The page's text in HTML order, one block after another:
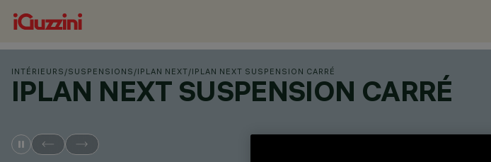
INTÉRIEURS /SUSPENSIONS /IPLAN NEXT/IPLAN NEXT SUSPENSION CARRÉ
IPLAN NEXT SUSPENSION CARRÉ